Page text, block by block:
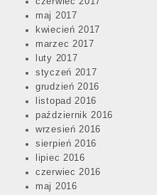
maj 2017
kwiecień 2017
marzec 2017
luty 2017
styczeń 2017
grudzień 2016
listopad 2016
październik 2016
wrzesień 2016
sierpień 2016
lipiec 2016
czerwiec 2016
maj 2016